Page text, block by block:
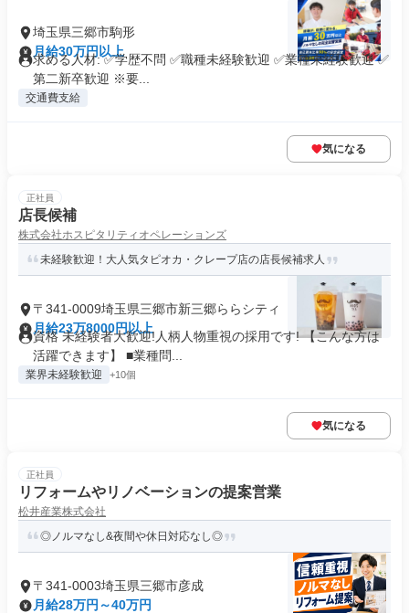
埼玉県三郷市駒形
月給30万円以上
求める人材: ✅学歴不問 ✅職種未経験歓迎 ✅業種未経験歓迎 ✅
第二新卒歓迎 ※要...
交通費支給
気になる
正社員
店長候補
株式会社ホスピタリティオペレーションズ
未経験歓迎！大人気タピオカ・クレープ店の店長候補求人
〒341-0009埼玉県三郷市新三郷ららシティ
月給23万8000円以上
資格 未経験者大歓迎!人柄人物重視の採用です! 【こんな方は
活躍できます】 ■業種問...
業界未経験歓迎 +10個
気になる
正社員
リフォームやリノベーションの提案営業
松井産業株式会社
◎ノルマなし&夜間や休日対応なし◎
〒341-0003埼玉県三郷市彦成
月給28万円～40万円